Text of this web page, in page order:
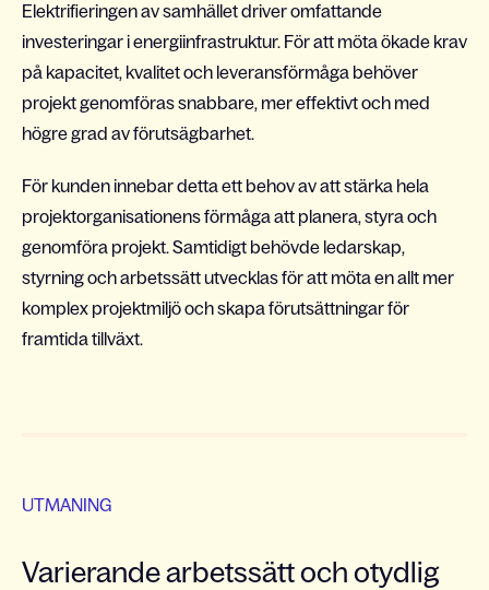
Elektrifieringen av samhället driver omfattande
investeringar i energiinfrastruktur. För att möta ökade krav
på kapacitet, kvalitet och leveransförmåga behöver
projekt genomföras snabbare, mer effektivt och med
högre grad av förutsägbarhet.
För kunden innebar detta ett behov av att stärka hela
projektorganisationens förmåga att planera, styra och
genomföra projekt. Samtidigt behövde ledarskap,
styrning och arbetssätt utvecklas för att möta en allt mer
komplex projektmiljö och skapa förutsättningar för
framtida tillväxt.
UTMANING
Varierande arbetssätt och otydlig